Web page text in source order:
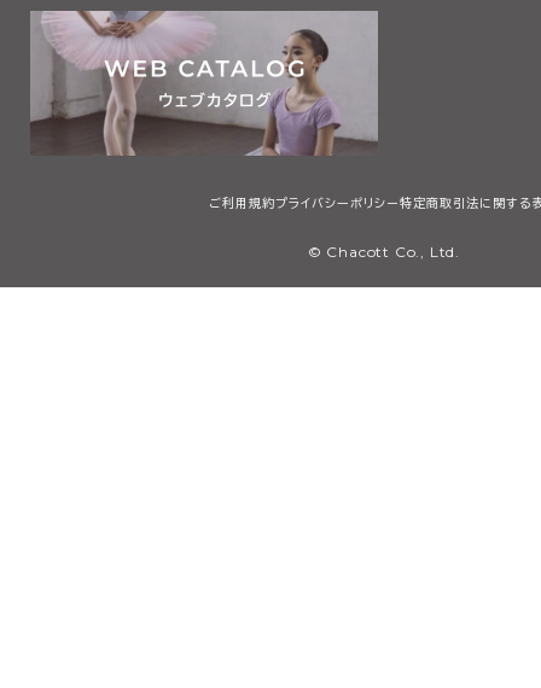
ご利用規約プライバシーポリシー 特定商取引法に関する
© Chacott Co., Ltd.